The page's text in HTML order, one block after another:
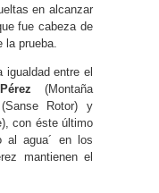
en alcanzar
fue cabeza de
la prueba.
igualdad entre el
(Montaña
Rotor) y
con éste último
al agua´ en los
mantienen el